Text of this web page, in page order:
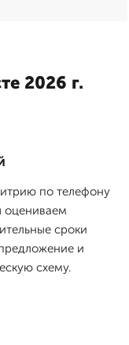
2026 г.
по телефону
оцениваем
сроки
и
схему.